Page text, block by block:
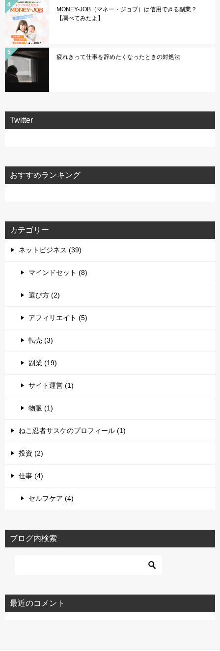
MONEY-JOB（マネー・ジョブ）は信用できる副業？
【調べてみたよ】
疲れきって仕事を辞めたくなったときの対処法
Twitter
おすすめランキング
カテゴリー
ネットビジネス (39)
マインドセット (8)
選び方 (2)
アフィリエイト (5)
転売 (3)
副業 (19)
サイト運営 (1)
物販 (1)
ねこ忍者サスケのプロフィール (1)
投資 (2)
仕事 (4)
セルフケア (4)
ブログ内検索
最近のコメント